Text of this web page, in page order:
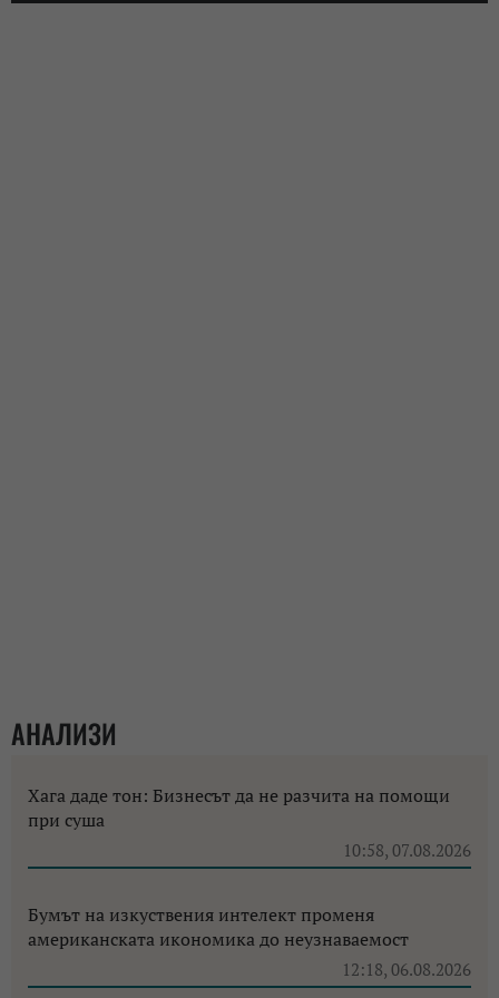
АНАЛИЗИ
Хага даде тон: Бизнесът да не разчита на помощи
при суша
10:58, 07.08.2026
Бумът на изкуствения интелект променя
американската икономика до неузнаваемост
12:18, 06.08.2026